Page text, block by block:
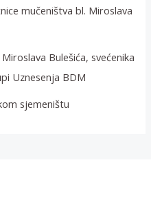
mučeništva bl. Miroslava
Bulešića, svećenika
Uznesenja BDM
sjemeništu